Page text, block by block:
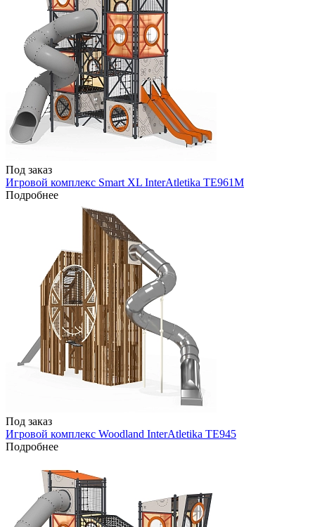
Под заказ
Игровой комплекс Smart XL InterAtletika TE961M
Подробнее
Под заказ
Игровой комплекс Woodland InterAtletika TE945
Подробнее